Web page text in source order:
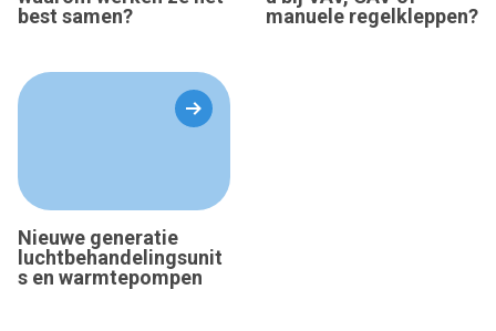
best samen?
manuele regelkleppen?
Nieuwe generatie
luchtbehandelingsunit
s en warmtepompen